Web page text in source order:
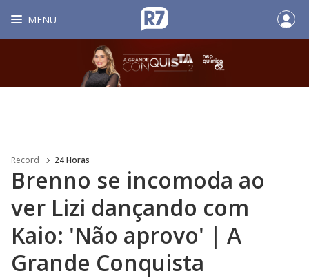
MENU
Record 24 Horas
Brenno se incomoda ao
ver Lizi dançando com
Kaio: 'Não aprovo' | A
Grande Conquista